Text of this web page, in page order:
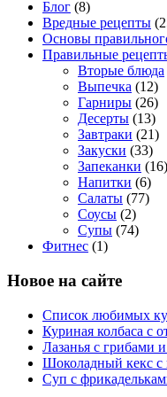
Блог (8)
Вредные рецепты
Основы
Правильные
Вторые блюда
Выпечка (12)
Гарниры (26)
Десерты (13)
Завтраки (21)
Закуски (33)
Запеканки (16)
Напитки (6)
Салаты (77)
Соусы (2)
Супы (74)
Фитнес (1)
Новое на сайте
Список любимых
Куриная колбаса с
Лазанья с грибами
Шоколадный кекс с
Суп с